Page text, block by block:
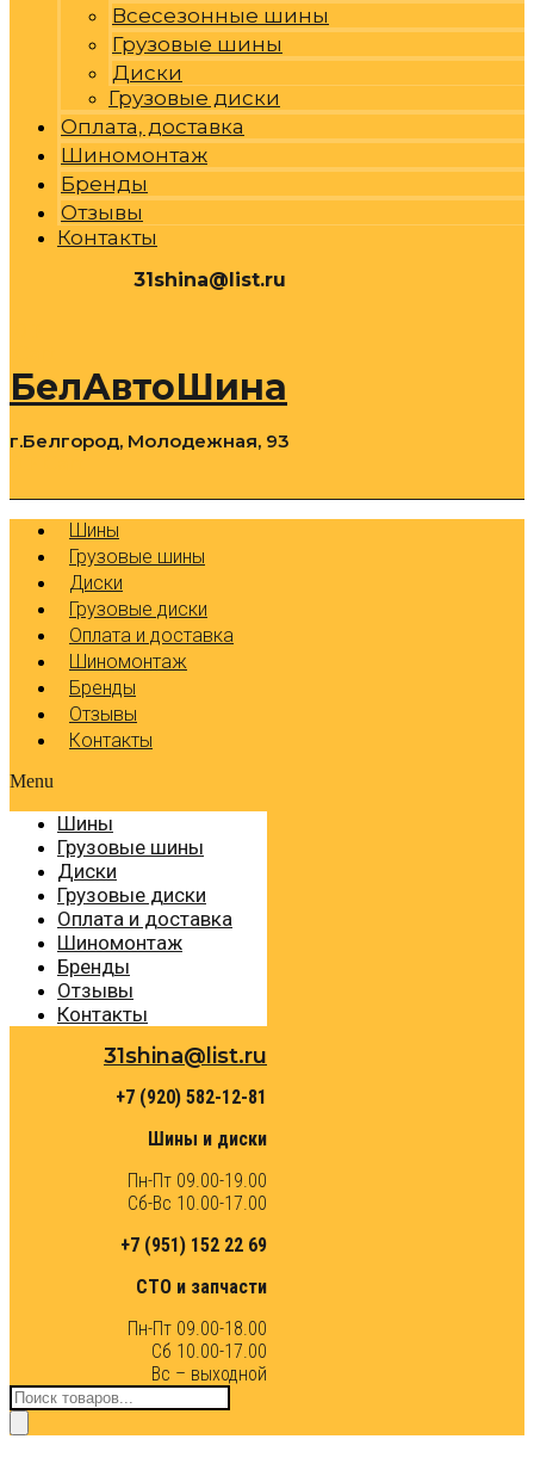
Всесезонные шины
Грузовые шины
Диски
Грузовые диски
Оплата, доставка
Шиномонтаж
Бренды
Отзывы
Контакты
31shina@list.ru
БелАвтоШина
г.Белгород, Молодежная, 93
Шины
Грузовые шины
Диски
Грузовые диски
Оплата и доставка
Шиномонтаж
Бренды
Отзывы
Контакты
Menu
Шины
Грузовые шины
Диски
Грузовые диски
Оплата и доставка
Шиномонтаж
Бренды
Отзывы
Контакты
31shina@list.ru
+7 (920) 582-12-81
Шины и диски
Пн-Пт 09.00-19.00
Сб-Вс 10.00-17.00
+7 (951) 152 22 69
СТО и запчасти
Пн-Пт 09.00-18.00
Сб 10.00-17.00
Вс – выходной
Поиск
товаров